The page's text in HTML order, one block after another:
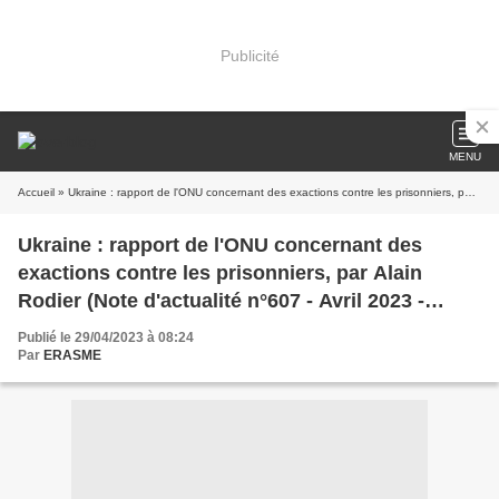
Publicité
MENU
Accueil » Ukraine : rapport de l'ONU concernant des exactions contre les prisonniers, par Alain Rodier (Note d'actualité n°607 - Avril 2023 - CF2R)
Ukraine : rapport de l'ONU concernant des
exactions contre les prisonniers, par Alain
Rodier (Note d'actualité n°607 - Avril 2023 -
CF2R)
Publié le 29/04/2023 à 08:24
Par ERASME